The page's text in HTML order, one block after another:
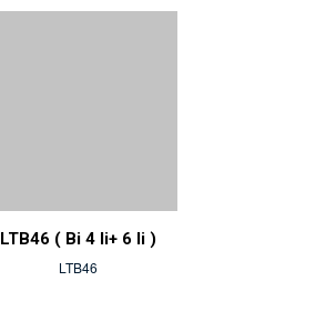
LTB46 ( Bi 4 li+ 6 li )
LTB46